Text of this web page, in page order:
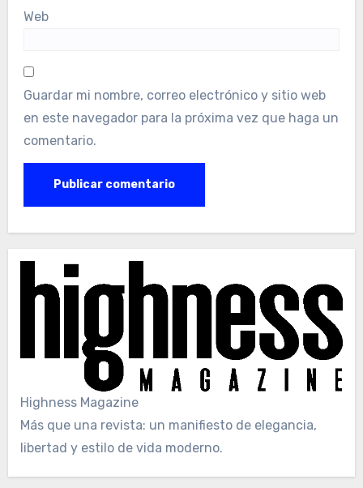
Web
Guardar mi nombre, correo electrónico y sitio web
en este navegador para la próxima vez que haga un
comentario.
Highness Magazine
Más que una revista: un manifiesto de elegancia,
libertad y estilo de vida moderno.